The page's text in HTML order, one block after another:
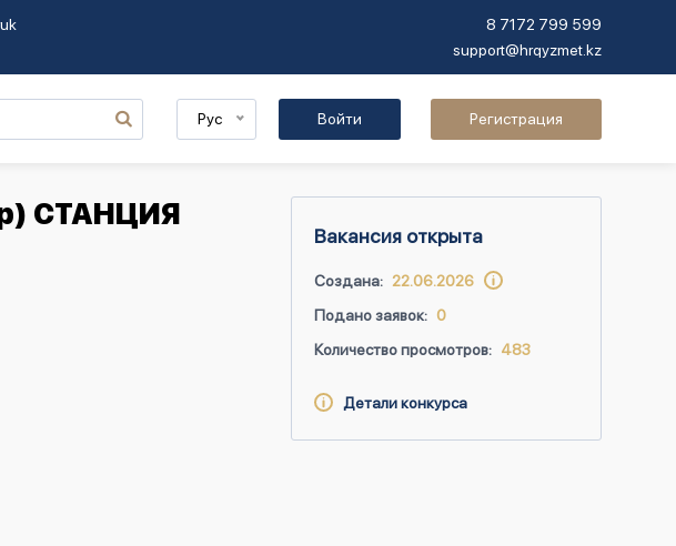
8 7172 799 599
support@hrqyzmet.kz
Рус Войти Регистрация
CТАНЦИЯ
Вакансия открыта
Создана: 22.06.2026
Подано заявок: 0
Количество просмотров: 483
Детали конкурса